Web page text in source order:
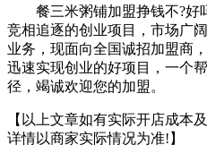
餐三米粥铺加盟挣钱不?好
竞相追逐的创业项目，市场广
业务，现面向全国诚招加盟商
迅速实现创业的好项目，一个
径，竭诚欢迎您的加盟。
【以上文章如有实际开店成本
详情以商家实际情况为准!】